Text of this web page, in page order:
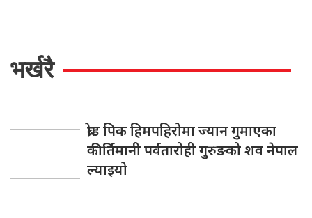
भर्खरै
ब्रोड पिक हिमपहिरोमा ज्यान गुमाएका
कीर्तिमानी पर्वतारोही गुरुङको शव नेपाल
ल्याइयो